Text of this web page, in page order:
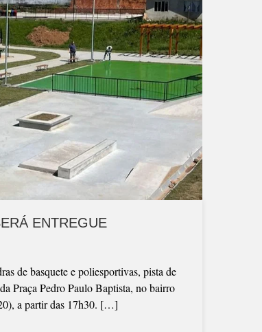
ENTREGUE
de basquete e poliesportivas, pista de
Praça Pedro Paulo Baptista, no bairro
a partir das 17h30. […]